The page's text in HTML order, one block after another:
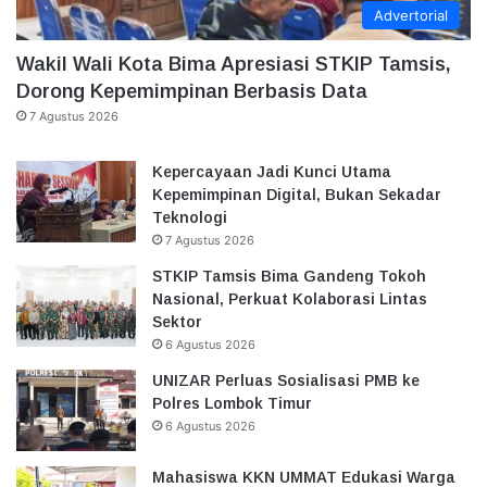
Advertorial
Wakil Wali Kota Bima Apresiasi STKIP Tamsis,
Dorong Kepemimpinan Berbasis Data
7 Agustus 2026
Kepercayaan Jadi Kunci Utama
Kepemimpinan Digital, Bukan Sekadar
Teknologi
7 Agustus 2026
STKIP Tamsis Bima Gandeng Tokoh
Nasional, Perkuat Kolaborasi Lintas
Sektor
6 Agustus 2026
UNIZAR Perluas Sosialisasi PMB ke
Polres Lombok Timur
6 Agustus 2026
Mahasiswa KKN UMMAT Edukasi Warga